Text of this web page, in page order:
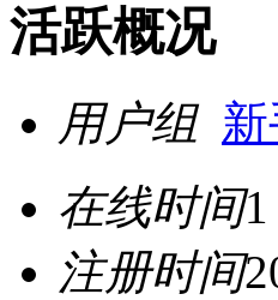
活跃概况
用户组
在线时间
注册时间